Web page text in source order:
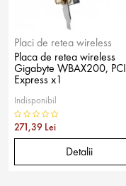
Placi de retea wireless
Placa de retea wireless
Gigabyte WBAX200, PCI
Express x1
Indisponibil
271,39 Lei
Detalii